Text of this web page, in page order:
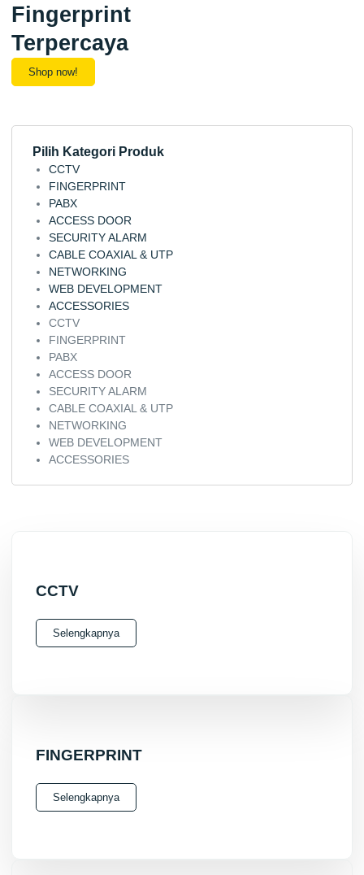
Pilih Kategori Produk
CCTV
FINGERPRINT
PABX
ACCESS DOOR
SECURITY ALARM
CABLE COAXIAL & UTP
NETWORKING
WEB DEVELOPMENT
ACCESSORIES
CCTV
FINGERPRINT
PABX
ACCESS DOOR
SECURITY ALARM
CABLE COAXIAL & UTP
NETWORKING
WEB DEVELOPMENT
ACCESSORIES
Fingerprint
Terpercaya
Shop now!
CCTV
Selengkapnya
FINGERPRINT
Selengkapnya